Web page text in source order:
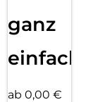
ganz
einfach
ab 0,00 €